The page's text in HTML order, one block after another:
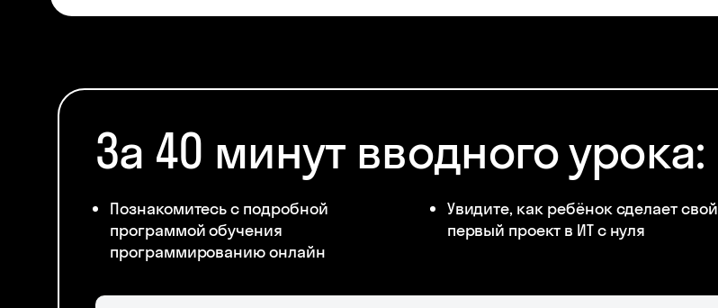
За 40 минут вводного урока:
Познакомитесь с подробной
программой обучения
программированию онлайн
Увидите, как ребёнок сделает свой
первый проект в ИТ с нуля